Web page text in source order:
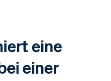
eine
einer